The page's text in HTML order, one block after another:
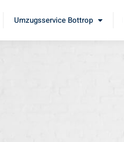
Umzugsservice Bottrop